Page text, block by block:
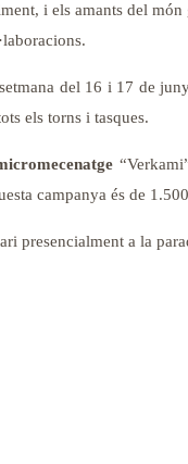
i els amants del
del 16 i 17 de
els torns i tasques.
campanya és de
presencialment a la